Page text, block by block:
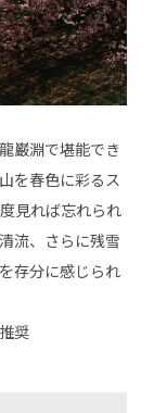
巌淵で堪能でき
を春色に彩るス
見れば忘れられ
流、さらに残雪
存分に感じられ
奨